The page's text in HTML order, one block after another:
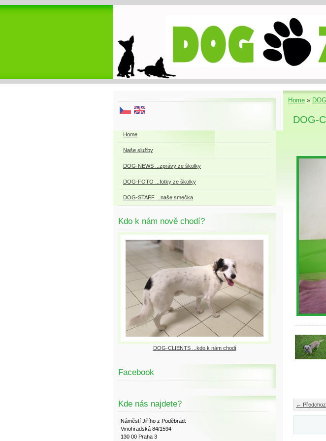
Home »
DOG-
←
Home
Naše služby
DOG-NEWS ...zprávy ze školky
DOG-FOTO ...fotky ze školky
DOG-STAFF ...naše smečka
Kdo k nám nově chodí?
DOG-CLIENTS ...kdo k nám chodí
Facebook
Kde nás najdete?
Náměstí Jiřího z Poděbrad:
Vinohradská 84/1594
130 00 Praha 3